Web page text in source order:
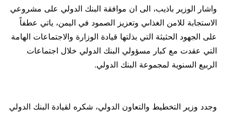
واشار الوزير باذيب، الى ان موافقة البنك الدولي على مشروعي
الاستجابة للامن الغذاىي وتعزيز الصمود في اليمن، ياتي عطفاً
على الجهود الحثيثة التي بذلتها قيادة الوزارة والاجتماعات الهامة
التي عقدت مع كبار مسؤولي البنك الدولي خلال اجتماعات
الربيع السنوية لمجموعة البنك الدولي.
وجدد وزير التخطيط والتعاون الدولي، شكره لقيادة البنك الدولي